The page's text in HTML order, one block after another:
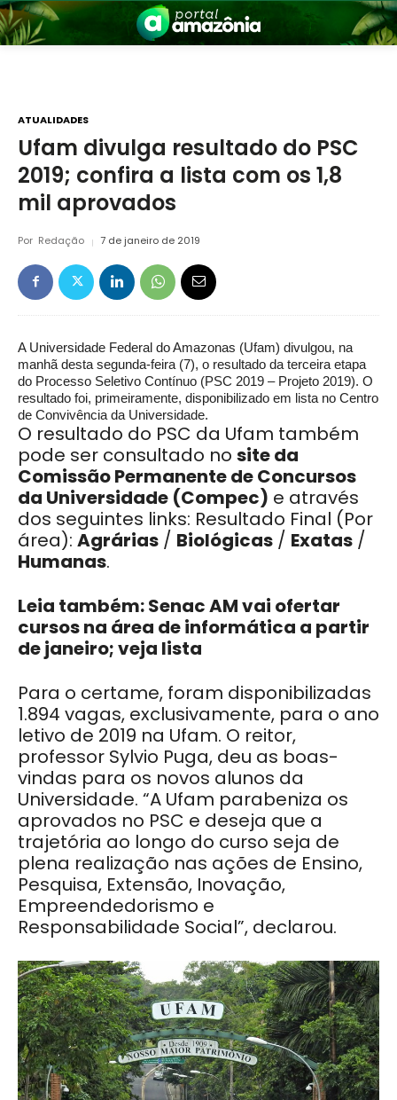
Amazônia
ATUALIDADES
Ufam divulga resultado do PSC
2019; confira a lista com os 1,8
mil aprovados
Por Redação 7 de janeiro de 2019
A Universidade Federal do Amazonas (Ufam) divulgou, na
manhã desta segunda-feira (7), o resultado da terceira etapa
do Processo Seletivo Contínuo (PSC 2019 – Projeto 2019). O
resultado foi, primeiramente, disponibilizado em lista no Centro
de Convivência da Universidade.
O resultado do PSC da Ufam também
pode ser consultado no site da
Comissão Permanente de Concursos
da Universidade (Compec) e através
dos seguintes links: Resultado Final (Por
área): Agrárias / Biológicas / Exatas /
Humanas.
Leia também: Senac AM vai ofertar
cursos na área de informática a partir
de janeiro; veja lista
Para o certame, foram disponibilizadas
1.894 vagas, exclusivamente, para o ano
letivo de 2019 na Ufam. O reitor,
professor Sylvio Puga, deu as boas-
vindas para os novos alunos da
Universidade. “A Ufam parabeniza os
aprovados no PSC e deseja que a
trajetória ao longo do curso seja de
plena realização nas ações de Ensino,
Pesquisa, Extensão, Inovação,
Empreendedorismo e
Responsabilidade Social”, declarou.